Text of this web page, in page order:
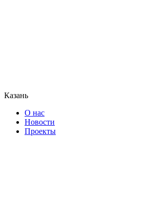
Казань
О нас
Новости
Проекты